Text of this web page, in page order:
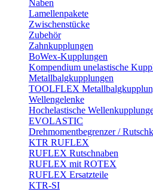
Naben
Lamellenpakete
Zwischenstücke
Zubehör
Zahnkupplungen
BoWex-Kupplungen
Kompendium unelastische
Metallbalgkupplungen
TOOLFLEX
Wellengelenke
Hochelastische
EVOLASTIC
Drehmomentbegrenzer /
KTR RUFLEX
RUFLEX Rutschnaben
RUFLEX mit ROTEX
RUFLEX Ersatzteile
KTR-SI